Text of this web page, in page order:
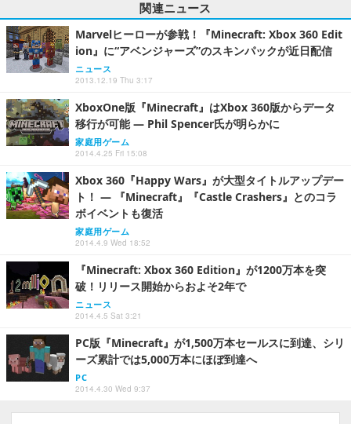
関連ニュース
Marvelヒーローが参戦！『Minecraft: Xbox 360 Edit
ion』に“アベンジャーズ”のスキンパックが近日配信
ニュース
2013.12.19 Thu 3:17
XboxOne版『Minecraft』はXbox 360版からデータ
移行が可能 ― Phil Spencer氏が明らかに
家庭用ゲーム
2014.4.25 Fri 15:08
Xbox 360『Happy Wars』が大型タイトルアップデー
ト！ ― 『Minecraft』『Castle Crashers』とのコラ
ボイベントも復活
家庭用ゲーム
2014.4.9 Wed 18:52
『Minecraft: Xbox 360 Edition』が1200万本を突
破！リリース開始からおよそ2年で
ニュース
2014.4.5 Sat 3:21
PC版『Minecraft』が1,500万本セールスに到達、シリ
ーズ累計では5,000万本にほぼ到達へ
PC
2014.4.30 Wed 9:37